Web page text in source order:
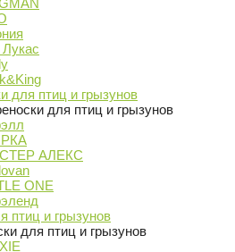
Лукас
для птиц и грызунов
для птиц и грызунов
АЛЕКС
ONE
птиц и грызунов
для птиц и грызунов